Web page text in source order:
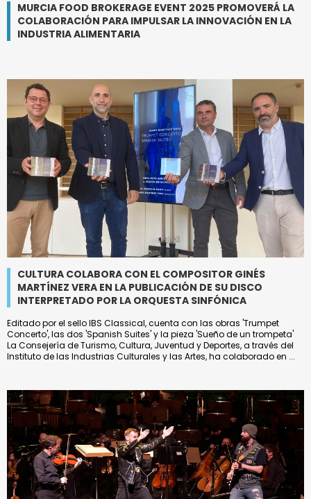
MURCIA FOOD BROKERAGE EVENT 2025 PROMOVERÁ LA
COLABORACIÓN PARA IMPULSAR LA INNOVACIÓN EN LA
INDUSTRIA ALIMENTARIA
CULTURA COLABORA CON EL COMPOSITOR GINÉS
MARTÍNEZ VERA EN LA PUBLICACIÓN DE SU DISCO
INTERPRETADO POR LA ORQUESTA SINFÓNICA
Editado por el sello IBS Classical, cuenta con las obras 'Trumpet
Concerto', las dos 'Spanish Suites' y la pieza 'Sueño de un trompeta'
La Consejería de Turismo, Cultura, Juventud y Deportes, a través del
Instituto de las Industrias Culturales y las Artes, ha colaborado en ...